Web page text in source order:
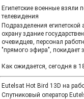
Египетские военные взяли
телевидения
Подразделения
охрану здание
очевидцев, персонал
"прямого эфира", покидает
Как ожидается, сегодня в
Eutelsat Hot Bird 13D на
Спутниковый оператор